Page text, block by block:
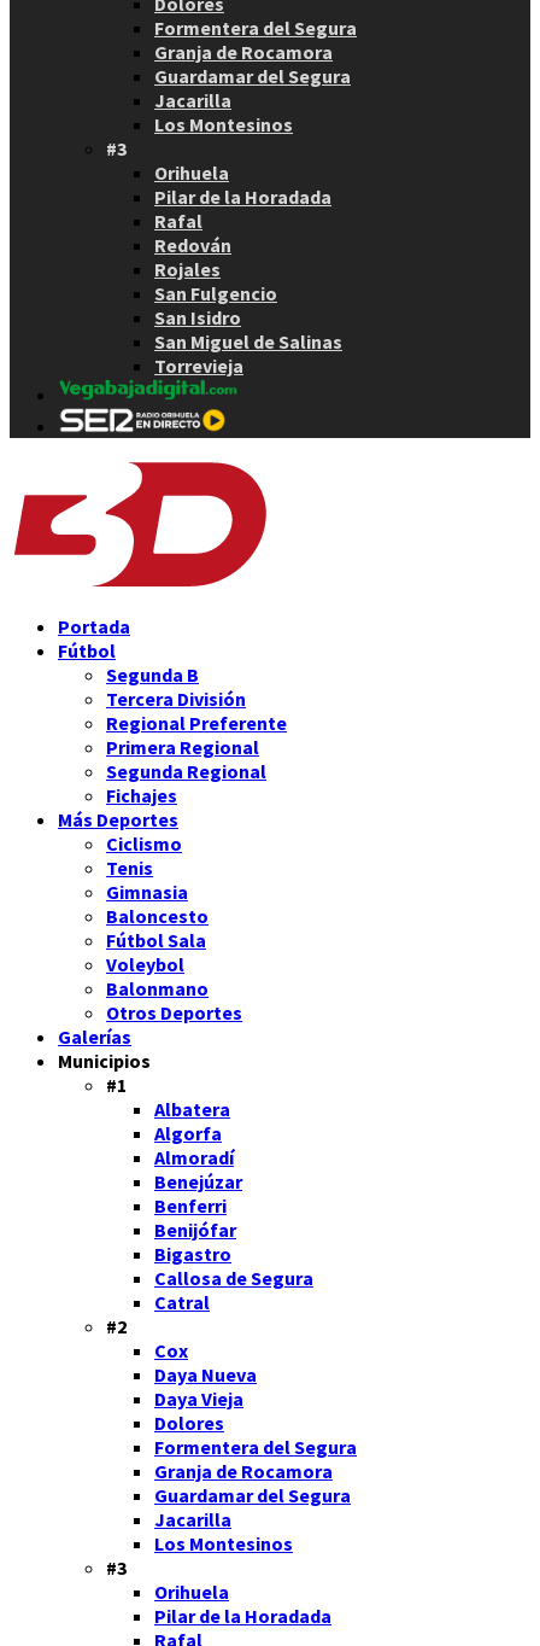
Formentera del Segura
Granja de Rocamora
Guardamar del Segura
Jacarilla
Los Montesinos
#3
Orihuela
Pilar de la Horadada
Rafal
Redován
Rojales
San Fulgencio
San Isidro
San Miguel de Salinas
Torrevieja
Portada
Fútbol
Segunda B
Tercera División
Regional Preferente
Primera Regional
Segunda Regional
Fichajes
Más Deportes
Ciclismo
Tenis
Gimnasia
Baloncesto
Fútbol Sala
Voleybol
Balonmano
Otros Deportes
Galerías
Municipios
#1
Albatera
Algorfa
Almoradí
Benejúzar
Benferri
Benijófar
Bigastro
Callosa de Segura
Catral
#2
Cox
Daya Nueva
Daya Vieja
Dolores
Formentera del Segura
Granja de Rocamora
Guardamar del Segura
Jacarilla
Los Montesinos
#3
Orihuela
Pilar de la Horadada
Rafal